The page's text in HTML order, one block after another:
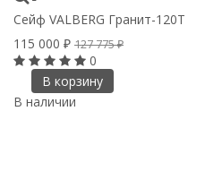
Сейф VALBERG Гранит-120T
115 000 ₽ 127 775₽
0
В корзину
В наличии